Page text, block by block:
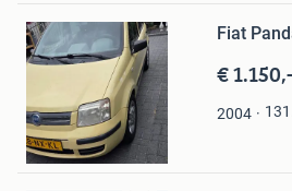
Mijn
Favorieten
Fiat
€ 1.150,-
2004
Karin
Nieuw-Weerdinge